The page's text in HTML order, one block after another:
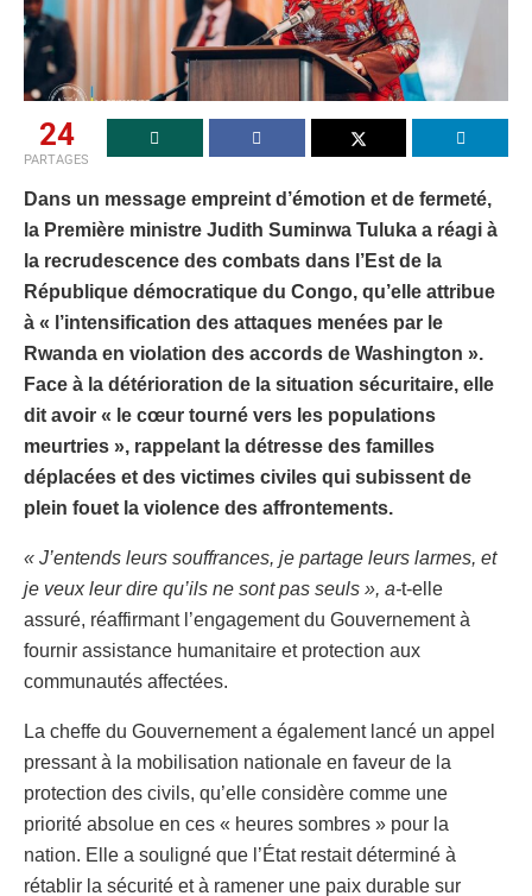
24
PARTAGES
Dans un message empreint d’émotion et de fermeté,
la Première ministre Judith Suminwa Tuluka a réagi à
la recrudescence des combats dans l’Est de la
République démocratique du Congo, qu’elle attribue
à « l’intensification des attaques menées par le
Rwanda en violation des accords de Washington ».
Face à la détérioration de la situation sécuritaire, elle
dit avoir « le cœur tourné vers les populations
meurtries », rappelant la détresse des familles
déplacées et des victimes civiles qui subissent de
plein fouet la violence des affrontements.
« J’entends leurs souffrances, je partage leurs larmes, et
je veux leur dire qu’ils ne sont pas seuls », a-t-elle
assuré, réaffirmant l’engagement du Gouvernement à
fournir assistance humanitaire et protection aux
communautés affectées.
La cheffe du Gouvernement a également lancé un appel
pressant à la mobilisation nationale en faveur de la
protection des civils, qu’elle considère comme une
priorité absolue en ces « heures sombres » pour la
nation. Elle a souligné que l’État restait déterminé à
rétablir la sécurité et à ramener une paix durable sur